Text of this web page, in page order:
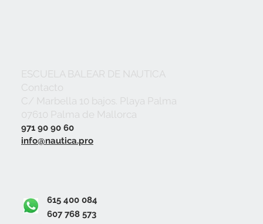
ESCUELA BALEAR DE NAUTICA
Contacto
C/ Marbella 10 bajos. Playa Palma
07610 Palma de Mallorca
971 90 90 60
info@nautica.pro
615 400 084
607 768 573